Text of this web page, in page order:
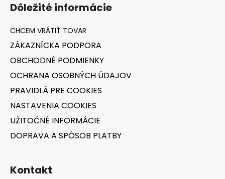
Dôležité informácie
ZÁKAZNÍCKA PODPORA
OBCHODNÉ PODMIENKY
OCHRANA OSOBNÝCH ÚDAJOV
PRAVIDLÁ PRE COOKIES
NASTAVENIA COOKIES
UŽITOČNÉ INFORMÁCIE
DOPRAVA A SPÔSOB PLATBY
Kontakt